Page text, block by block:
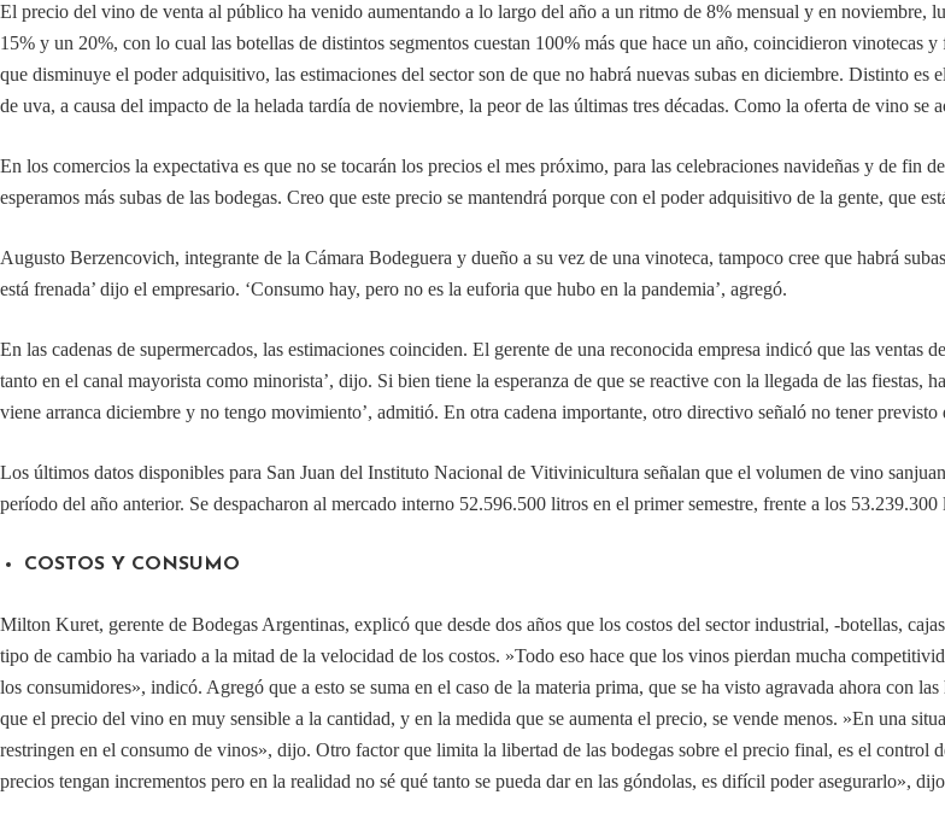
El precio del vino de venta al público ha venido aumentando a lo largo del año a un ritmo de 8% mensual y en noviembre,
15% y un 20%, con lo cual las botellas de distintos segmentos cuestan 100% más que hace un año, coincidieron vinotecas
que disminuye el poder adquisitivo, las estimaciones del sector son de que no habrá nuevas subas en diciembre. Distinto
de uva, a causa del impacto de la helada tardía de noviembre, la peor de las últimas tres décadas. Como la oferta de vino se
En los comercios la expectativa es que no se tocarán los precios el mes próximo, para las celebraciones navideñas y de fin
esperamos más subas de las bodegas. Creo que este precio se mantendrá porque con el poder adquisitivo de la gente, que
Augusto Berzencovich, integrante de la Cámara Bodeguera y dueño a su vez de una vinoteca, tampoco cree que habrá
está frenada’ dijo el empresario. ‘Consumo hay, pero no es la euforia que hubo en la pandemia’, agregó.
En las cadenas de supermercados, las estimaciones coinciden. El gerente de una reconocida empresa indicó que las
tanto en el canal mayorista como minorista’, dijo. Si bien tiene la esperanza de que se reactive con la llegada de las fiestas,
viene arranca diciembre y no tengo movimiento’, admitió. En otra cadena importante, otro directivo señaló no tener
Los últimos datos disponibles para San Juan del Instituto Nacional de Vitivinicultura señalan que el volumen de vino
período del año anterior. Se despacharon al mercado interno 52.596.500 litros en el primer semestre, frente a los
COSTOS Y CONSUMO
Milton Kuret, gerente de Bodegas Argentinas, explicó que desde dos años que los costos del sector industrial, -botellas,
tipo de cambio ha variado a la mitad de la velocidad de los costos. »Todo eso hace que los vinos pierdan mucha
los consumidores», indicó. Agregó que a esto se suma en el caso de la materia prima, que se ha visto agravada ahora con
que el precio del vino en muy sensible a la cantidad, y en la medida que se aumenta el precio, se vende menos. »En una
restringen en el consumo de vinos», dijo. Otro factor que limita la libertad de las bodegas sobre el precio final, es el control
precios tengan incrementos pero en la realidad no sé qué tanto se pueda dar en las góndolas, es difícil poder asegurarlo»,